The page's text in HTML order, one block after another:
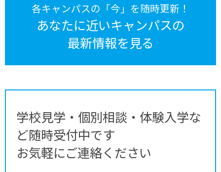
各キャンパスの「今」を随時更新！
あなたに近いキャンパスの
最新情報を見る
学校見学・個別相談・体験入学な
ど随時受付中です
お気軽にご連絡ください